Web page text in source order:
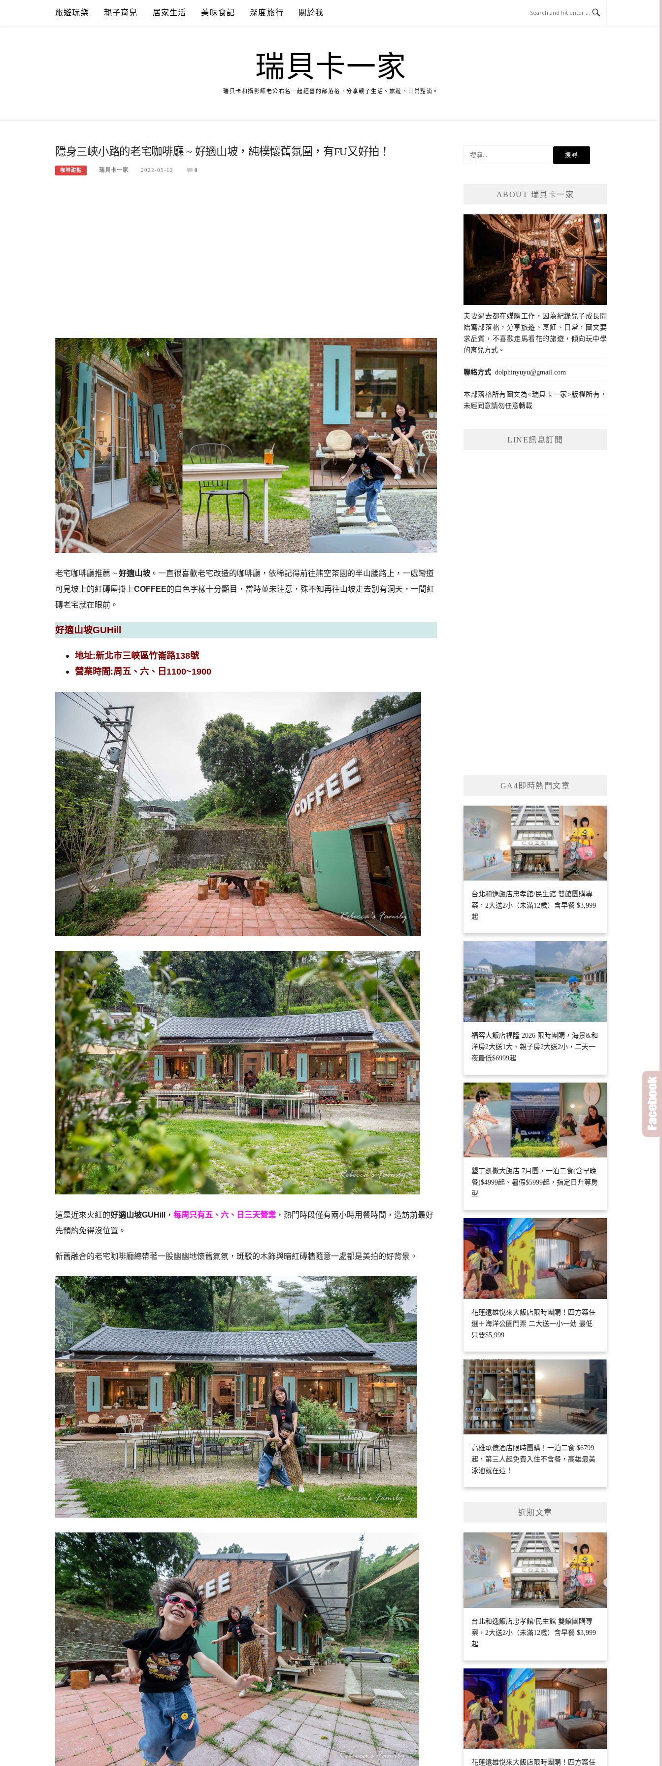
旅遊玩樂 親子育兒 居家生活 美味食記 深度旅行 關於我
瑞貝卡一家
瑞貝卡和攝影師老公右名一起經營的部落格，分享親子生活、旅遊、日常點滴。
隱身三峽小路的老宅咖啡廳 ~ 好適山坡，純樸懷舊氛圍，有FU又好拍！
咖啡甜點 瑞貝卡一家 2022-05-12 0
老宅咖啡廳推薦 ~ 好適山坡 。一直很喜歡老宅改造的咖啡廳，依稀記得前往熊空茶園的半山腰路上，一處彎道
可見坡上的紅磚屋掛上COFFEE的白色字樣十分顯目，當時並未注意，殊不知再往山坡走去別有洞天，一間紅
磚老宅就在眼前。
好適山坡GUHill
地址:新北市三峽區竹崙路138號
營業時間:周五、六、日1100~1900
這是近來火紅的好適山坡GUHill ， 每周只有五、六、日三天營業 ，熱門時段僅有兩小時用餐時間，造訪前最好
先預約免得沒位置。
新舊融合的老宅咖啡廳總帶著一股幽幽地懷舊氣氛，斑駁的木飾與暗紅磚牆隨意一處都是美拍的好背景。
ABOUT 瑞貝卡一家
夫妻過去都在媒體工作，因為紀錄兒子成長開
始寫部落格，分享旅遊、烹飪、日常，圖文要
求品質，不喜歡走馬看花的旅遊，傾向玩中學
的育兒方式。
聯絡方式 dolphinyuyu@gmail.com
本部落格所有圖文為<瑞貝卡一家>版權所有，
未經同意請勿任意轉載
LINE訊息訂閱
GA4即時熱門文章
台北和逸飯店忠孝館/民生館 雙館團購專
案，2大送2小（未滿12歲）含早餐 $3,999
起
福容大飯店福隆 2026 限時團購，海景&和
洋房2大送1大、親子房2大送2小，二天一
夜最低$6999起
墾丁凱撒大飯店 7月團，一泊二食(含早晚
餐)$4999起、暑假$5999起，指定日升等房
型
花蓮遠雄悅來大飯店限時團購！四方案任
選＋海洋公園門票 二大送一小一幼 最低
只要$5,999
高雄承億酒店限時團購！一泊二食 $6799
起，第三人起免費入住不含餐，高雄最美
泳池就在這！
近期文章
台北和逸飯店忠孝館/民生館 雙館團購專
案，2大送2小（未滿12歲）含早餐 $3,999
起
花蓮遠雄悅來大飯店限時團購！四方案任